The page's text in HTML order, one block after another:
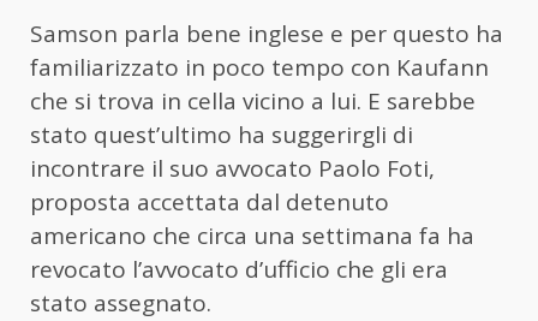
Samson parla bene inglese e per questo ha
familiarizzato in poco tempo con Kaufann
che si trova in cella vicino a lui. E sarebbe
stato quest’ultimo ha suggerirgli di
incontrare il suo avvocato Paolo Foti,
proposta accettata dal detenuto
americano che circa una settimana fa ha
revocato l’avvocato d’ufficio che gli era
stato assegnato.